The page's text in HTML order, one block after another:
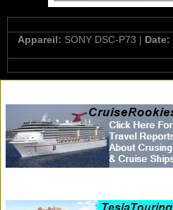
Appareil: SONY DSC-P73 | Date: